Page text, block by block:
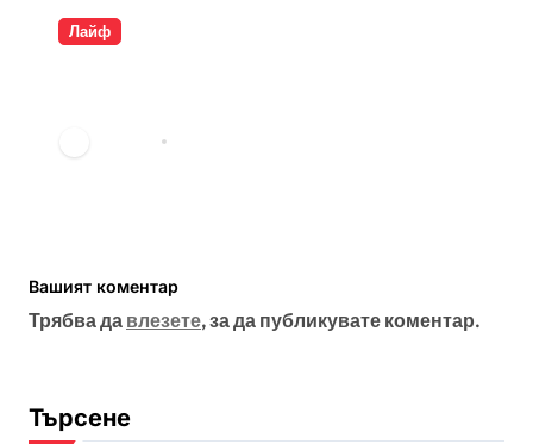
Лайф
Вашият коментар
Трябва да влезете, за да публикувате коментар.
Търсене